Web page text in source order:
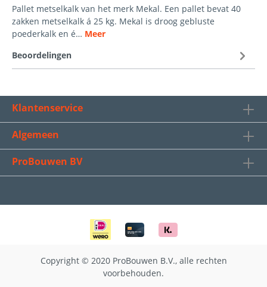
Pallet metselkalk van het merk Mekal. Een pallet bevat 40
zakken metselkalk á 25 kg. Mekal is droog gebluste
poederkalk en é… Meer
Beoordelingen
Klantenservice
Algemeen
ProBouwen BV
Copyright © 2020 ProBouwen B.V., alle rechten
voorbehouden.